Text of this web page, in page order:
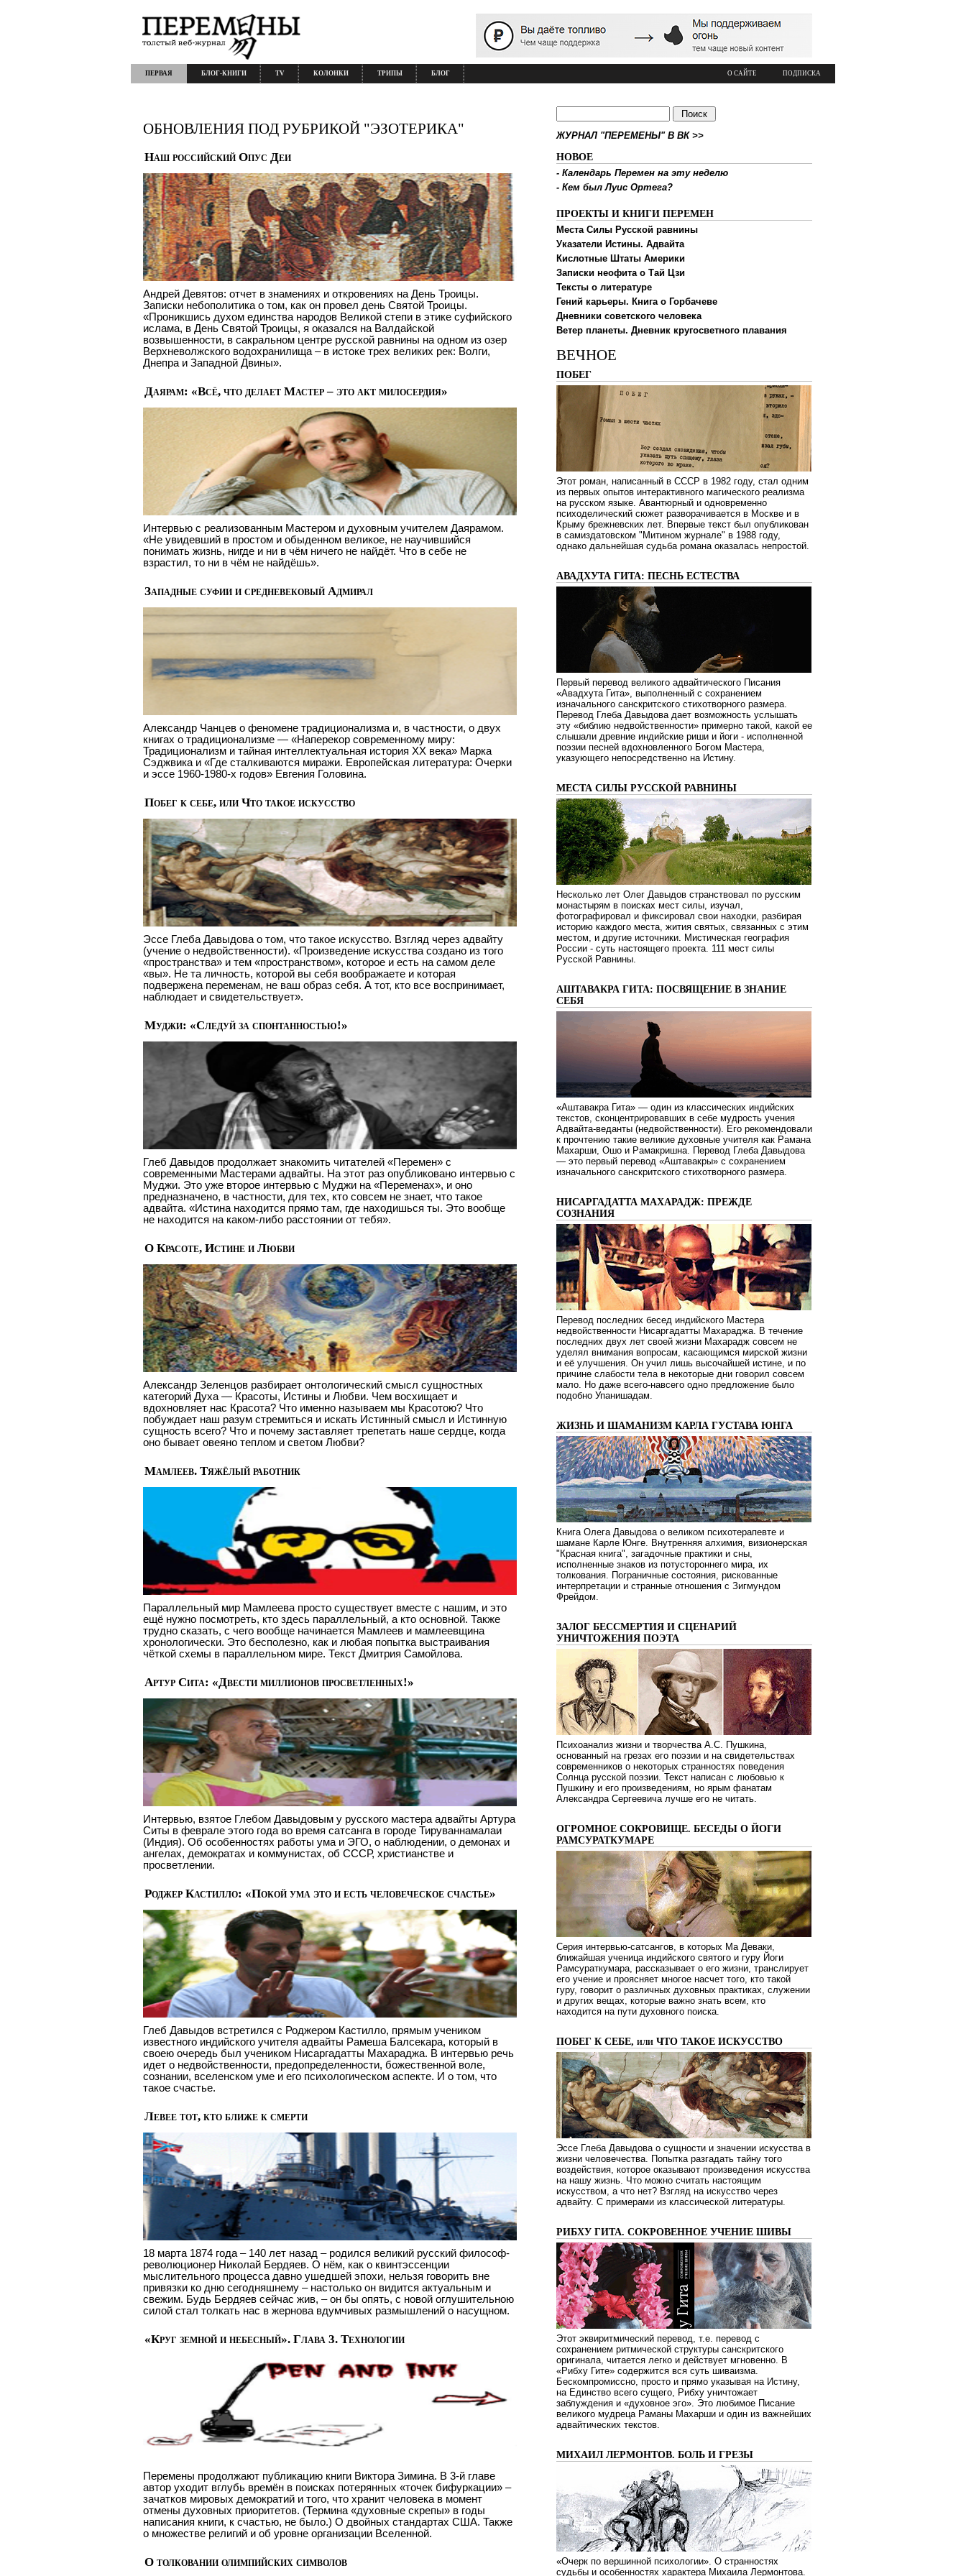
О САЙТЕ ПОДПИСКА
ПЕРВАЯ БЛОГ-КНИГИ TV КОЛОНКИ ТРИПЫ БЛОГ
ОБНОВЛЕНИЯ ПОД РУБРИКОЙ "ЭЗОТЕРИКА"
Наш российский Oпус Деи
Андрей Девятов: отчет в знамениях и откровениях на День Троицы.
Записки небополитика о том, как он провел день Святой Троицы.
«Проникшись духом единства народов Великой степи в этике суфийского
ислама, в День Святой Троицы, я оказался на Валдайской
возвышенности, в сакральном центре русской равнины на одном из озер
Верхневолжского водохранилища – в истоке трех великих рек: Волги,
Днепра и Западной Двины».
Даярам: «Всё, что делает Мастер – это акт милосердия»
Интервью с реализованным Мастером и духовным учителем Даярамом.
«Не увидевший в простом и обыденном великое, не научившийся
понимать жизнь, нигде и ни в чём ничего не найдёт. Что в себе не
взрастил, то ни в чём не найдёшь».
Западные суфии и средневековый Адмирал
Александр Чанцев о феномене традиционализма и, в частности, о двух
книгах о традиционализме — «Наперекор современному миру:
Традиционализм и тайная интеллектуальная история ХХ века» Марка
Сэджвика и «Где сталкиваются миражи. Европейская литература: Очерки
и эссе 1960-1980-х годов» Евгения Головина.
Побег к себе, или Что такое искусство
Эссе Глеба Давыдова о том, что такое искусство. Взгляд через адвайту
(учение о недвойственности). «Произведение искусства создано из того
«пространства» и тем «пространством», которое и есть на самом деле
«вы». Не та личность, которой вы себя воображаете и которая
подвержена переменам, не ваш образ себя. А тот, кто все воспринимает,
наблюдает и свидетельствует».
Муджи: «Следуй за спонтанностью!»
Глеб Давыдов продолжает знакомить читателей «Перемен» с
современными Мастерами адвайты. На этот раз опубликовано интервью с
Муджи. Это уже второе интервью с Муджи на «Переменах», и оно
предназначено, в частности, для тех, кто совсем не знает, что такое
адвайта. «Истина находится прямо там, где находишься ты. Это вообще
не находится на каком-либо расстоянии от тебя».
О Красоте, Истине и Любви
Александр Зеленцов разбирает онтологический смысл сущностных
категорий Духа — Красоты, Истины и Любви. Чем восхищает и
вдохновляет нас Красота? Что именно называем мы Красотою? Что
побуждает наш разум стремиться и искать Истинный смысл и Истинную
сущность всего? Что и почему заставляет трепетать наше сердце, когда
оно бывает овеяно теплом и светом Любви?
Мамлеев. Тяжёлый работник
Параллельный мир Мамлеева просто существует вместе с нашим, и это
ещё нужно посмотреть, кто здесь параллельный, а кто основной. Также
трудно сказать, с чего вообще начинается Мамлеев и мамлеевщина
хронологически. Это бесполезно, как и любая попытка выстраивания
чёткой схемы в параллельном мире. Текст Дмитрия Самойлова.
Артур Сита: «Двести миллионов просветленных!»
Интервью, взятое Глебом Давыдовым у русского мастера адвайты Артура
Ситы в феврале этого года во время сатсанга в городе Тируваннамалаи
(Индия). Об особенностях работы ума и ЭГО, о наблюдении, о демонах и
ангелах, демократах и коммунистах, об СССР, христианстве и
просветлении.
Роджер Кастилло: «Покой ума это и есть человеческое счастье»
Глеб Давыдов встретился с Роджером Кастилло, прямым учеником
известного индийского учителя адвайты Рамеша Балсекара, который в
своею очередь был учеником Нисаргадатты Махараджа. В интервью речь
идет о недвойственности, предопределенности, божественной воле,
сознании, вселенском уме и его психологическом аспекте. И о том, что
такое счастье.
Левее тот, кто ближе к смерти
18 марта 1874 года – 140 лет назад – родился великий русский философ-
революционер Николай Бердяев. О нём, как о квинтэссенции
мыслительного процесса давно ушедшей эпохи, нельзя говорить вне
привязки ко дню сегодняшнему – настолько он видится актуальным и
свежим. Будь Бердяев сейчас жив, – он бы опять, с новой оглушительною
силой стал толкать нас в жернова вдумчивых размышлений о насущном.
«Круг земной и небесный». Глава 3. Технологии
Перемены продолжают публикацию книги Виктора Зимина. В 3-й главе
автор уходит вглубь времён в поисках потерянных «точек бифуркации» –
зачатков мировых демократий и того, что хранит человека в момент
отмены духовных приоритетов. (Термина «духовные скрепы» в годы
написания книги, к счастью, не было.) О двойных стандартах США. Также
о множестве религий и об уровне организации Вселенной.
О толковании олимпийских символов
ЖУРНАЛ "ПЕРЕМЕНЫ" В ВК >>
НОВОЕ
- Календарь Перемен на эту неделю
- Кем был Луис Ортега?
ПРОЕКТЫ И КНИГИ ПЕРЕМЕН
Места Силы Русской равнины
Указатели Истины. Адвайта
Кислотные Штаты Америки
Записки неофита о Тай Цзи
Тексты о литературе
Гений карьеры. Книга о Горбачеве
Дневники советского человека
Ветер планеты. Дневник кругосветного плавания
ВЕЧНОЕ
ПОБЕГ
Этот роман, написанный в СССР в 1982 году, стал одним
из первых опытов интерактивного магического реализма
на русском языке. Авантюрный и одновременно
психоделический сюжет разворачивается в Москве и в
Крыму брежневских лет. Впервые текст был опубликован
в самиздатовском "Митином журнале" в 1988 году,
однако дальнейшая судьба романа оказалась непростой.
АВАДХУТА ГИТА: ПЕСНЬ ЕСТЕСТВА
Первый перевод великого адвайтического Писания
«Авадхута Гита», выполненный с сохранением
изначального санскритского стихотворного размера.
Перевод Глеба Давыдова дает возможность услышать
эту «библию недвойственности» примерно такой, какой ее
слышали древние индийские риши и йоги - исполненной
поэзии песней вдохновленного Богом Мастера,
указующего непосредственно на Истину.
МЕСТА СИЛЫ РУССКОЙ РАВНИНЫ
Несколько лет Олег Давыдов странствовал по русским
монастырям в поисках мест силы, изучал,
фотографировал и фиксировал свои находки, разбирая
историю каждого места, жития святых, связанных с этим
местом, и другие источники. Мистическая география
России - суть настоящего проекта. 111 мест силы
Русской Равнины.
АШТАВАКРА ГИТА: ПОСВЯЩЕНИЕ В ЗНАНИЕ
СЕБЯ
«Аштавакра Гита» — один из классических индийских
текстов, сконцентрировавших в себе мудрость учения
Адвайта-веданты (недвойственности). Его рекомендовали
к прочтению такие великие духовные учителя как Рамана
Махарши, Ошо и Рамакришна. Перевод Глеба Давыдова
— это первый перевод «Аштавакры» с сохранением
изначального санскритского стихотворного размера.
НИСАРГАДАТТА МАХАРАДЖ: ПРЕЖДЕ
СОЗНАНИЯ
Перевод последних бесед индийского Мастера
недвойственности Нисаргадатты Махараджа. В течение
последних двух лет своей жизни Махарадж совсем не
уделял внимания вопросам, касающимся мирской жизни
и её улучшения. Он учил лишь высочайшей истине, и по
причине слабости тела в некоторые дни говорил совсем
мало. Но даже всего-навсего одно предложение было
подобно Упанишадам.
ЖИЗНЬ И ШАМАНИЗМ КАРЛА ГУСТАВА ЮНГА
Книга Олега Давыдова о великом психотерапевте и
шамане Карле Юнге. Внутренняя алхимия, визионерская
"Красная книга", загадочные практики и сны,
исполненные знаков из потустороннего мира, их
толкования. Пограничные состояния, рискованные
интерпретации и странные отношения с Зигмундом
Фрейдом.
ЗАЛОГ БЕССМЕРТИЯ И СЦЕНАРИЙ
УНИЧТОЖЕНИЯ ПОЭТА
Психоанализ жизни и творчества А.С. Пушкина,
основанный на грезах его поэзии и на свидетельствах
современников о некоторых странностях поведения
Солнца русской поэзии. Текст написан с любовью к
Пушкину и его произведениям, но ярым фанатам
Александра Сергеевича лучше его не читать.
ОГРОМНОЕ СОКРОВИЩЕ. БЕСЕДЫ О ЙОГИ
РАМСУРАТКУМАРЕ
Серия интервью-сатсангов, в которых Ма Деваки,
ближайшая ученица индийского святого и гуру Йоги
Рамсураткумара, рассказывает о его жизни, транслирует
его учение и проясняет многое насчет того, кто такой
гуру, говорит о различных духовных практиках, служении
и других вещах, которые важно знать всем, кто
находится на пути духовного поиска.
ПОБЕГ К СЕБЕ, или ЧТО ТАКОЕ ИСКУССТВО
Эссе Глеба Давыдова о сущности и значении искусства в
жизни человечества. Попытка разгадать тайну того
воздействия, которое оказывают произведения искусства
на нашу жизнь. Что можно считать настоящим
искусством, а что нет? Взгляд на искусство через
адвайту. С примерами из классической литературы.
РИБХУ ГИТА. СОКРОВЕННОЕ УЧЕНИЕ ШИВЫ
Этот эквиритмический перевод, т.е. перевод с
сохранением ритмической структуры санскритского
оригинала, читается легко и действует мгновенно. В
«Рибху Гите» содержится вся суть шиваизма.
Бескомпромиссно, просто и прямо указывая на Истину,
на Единство всего сущего, Рибху уничтожает
заблуждения и «духовное эго». Это любимое Писание
великого мудреца Раманы Махарши и один из важнейших
адвайтических текстов.
МИХАИЛ ЛЕРМОНТОВ. БОЛЬ И ГРЕЗЫ
«Очерк по вершинной психологии». О странностях
судьбы и особенностях характера Михаила Лермонтова.